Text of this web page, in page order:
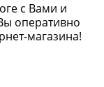
с Вами и
оперативно
магазина!